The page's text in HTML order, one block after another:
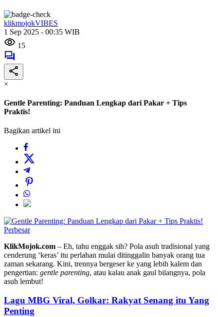
klikmojokVIBES
1 Sep 2025 - 00:35 WIB
15
×
Gentle Parenting: Panduan Lengkap dari Pakar + Tips
Praktis!
Bagikan artikel ini
Perbesar
KlikMojok.com – Eh, tahu enggak sih? Pola asuh tradisional yang
cenderung ‘keras’ itu perlahan mulai ditinggalin banyak orang tua
zaman sekarang. Kini, trennya bergeser ke yang lebih kalem dan
pengertian: gentle parenting, atau kalau anak gaul bilangnya, pola
asuh lembut!
Lagu MBG Viral, Golkar: Rakyat Senang itu Yang
Penting